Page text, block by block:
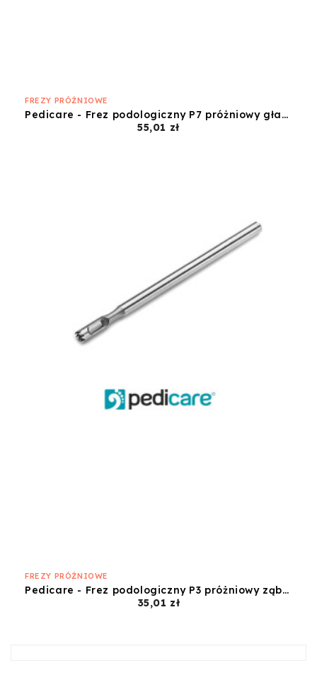
FREZY PRÓŻNIOWE
Pedicare - Frez podologiczny P7 próżniowy gładki 2,7mm
55,01 złCena
FREZY PRÓŻNIOWE
Pedicare - Frez podologiczny P3 próżniowy ząbki 2,7mm
35,01 złCena